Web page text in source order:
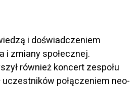
i doświadczeniem
i zmiany społecznej.
również koncert zespołu
uczestników połączeniem neo-